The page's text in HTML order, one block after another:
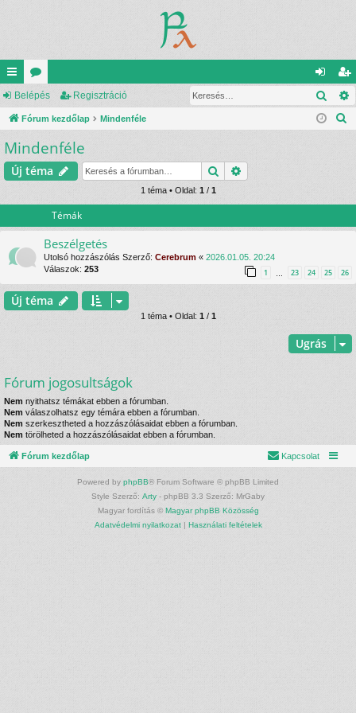
yo
rs
lin
ke
ór
u
m
ok
el
ép
eg
is
Belépés Regisztráció
Fórum kezdőlap Mindenféle
é
Mindenféle
Új téma Keresés
1 téma • Oldal: 1 / 1
Témák
Beszélgetés
Utolsó hozzászólás Szerző: Cerebrum « 2026.01.05. 20:24
Válaszok: 253 1 … 23 24 25 26
Új téma
1 téma • Oldal: 1/ 1
Ugrás
Fórum jogosultságok
Nem nyithatsz témákat ebben a fórumban.
Nem válaszolhatsz egy témára ebben a fórumban.
Nem szerkesztheted a hozzászólásaidat ebben a fórumban.
Nem törölheted a hozzászólásaidat ebben a fórumban.
Fórum kezdőlap Kapcsolat
Powered by phpBB® Forum Software © phpBB Limited
Style Szerző: Arty - phpBB 3.3 Szerző: MrGaby
Magyar fordítás © Magyar phpBB Közösség
Adatvédelmi nyilatkozat| Használati feltételek